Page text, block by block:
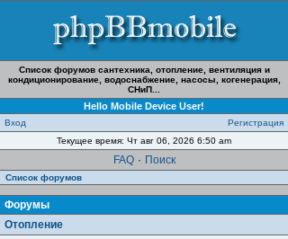
Список форумов сантехника, отопление, вентиляция и
кондиционирование, водоснабжение, насосы, когенерация,
СНиП...
Hello Mobile Device User!
Вход
Регистрация
Текущее время: Чт авг 06, 2026 6:50 am
FAQ · Поиск
Список форумов
Форумы
Отопление